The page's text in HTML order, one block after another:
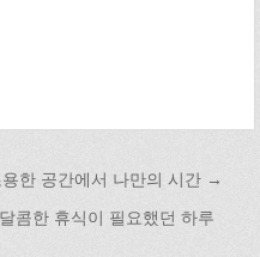
한 공간에서 나만의 시간 →
콤한 휴식이 필요했던 하루